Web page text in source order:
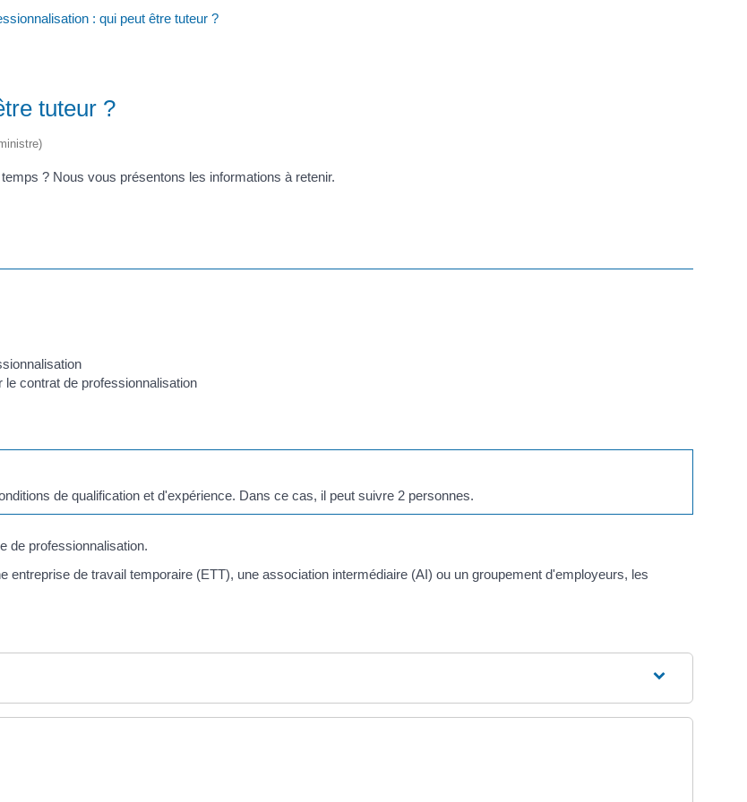
: qui peut être tuteur ?
tuteur ?
? Nous vous présentons les informations à retenir.
contrat de professionnalisation
de qualification et d'expérience. Dans ce cas, il peut suivre 2 personnes.
de professionnalisation.
de travail temporaire (ETT), une association intermédiaire (AI) ou un groupement d'employeurs, les